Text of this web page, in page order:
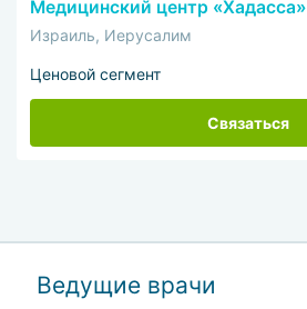
Медицинский центр «Хадасса»
Израиль, Иерусалим
Ценовой сегмент
Связаться
Ведущие врачи